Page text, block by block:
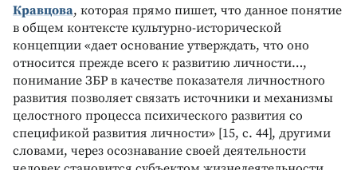
Кравцова, которая прямо пишет, что данное понятие
в общем контексте культурно-исторической
концепции «дает основание утверждать, что оно
относится прежде всего к развитию личности…,
понимание ЗБР в качестве показателя личностного
развития позволяет связать источники и механизмы
целостного процесса психического развития со
спецификой развития личности» [15, с. 44], другими
словами, через осознавание своей деятельности